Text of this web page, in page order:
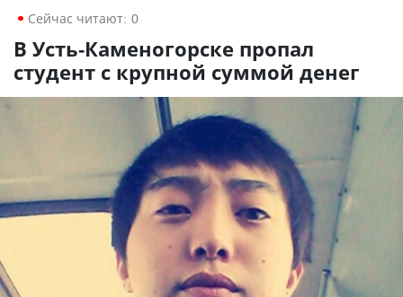
Сейчас читают: 0
В Усть-Каменогорске пропал
студент с крупной суммой денег